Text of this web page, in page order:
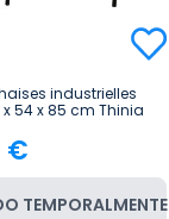
industrielles
54 x 85 cm Thinia
€
TEMPORALMENTE